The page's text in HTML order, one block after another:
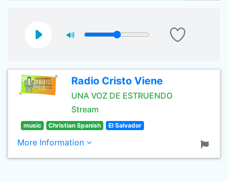
Radio Cristo Viene
UNA VOZ DE ESTRUENDO
Stream
music Christian Spanish El Salvador
More Information